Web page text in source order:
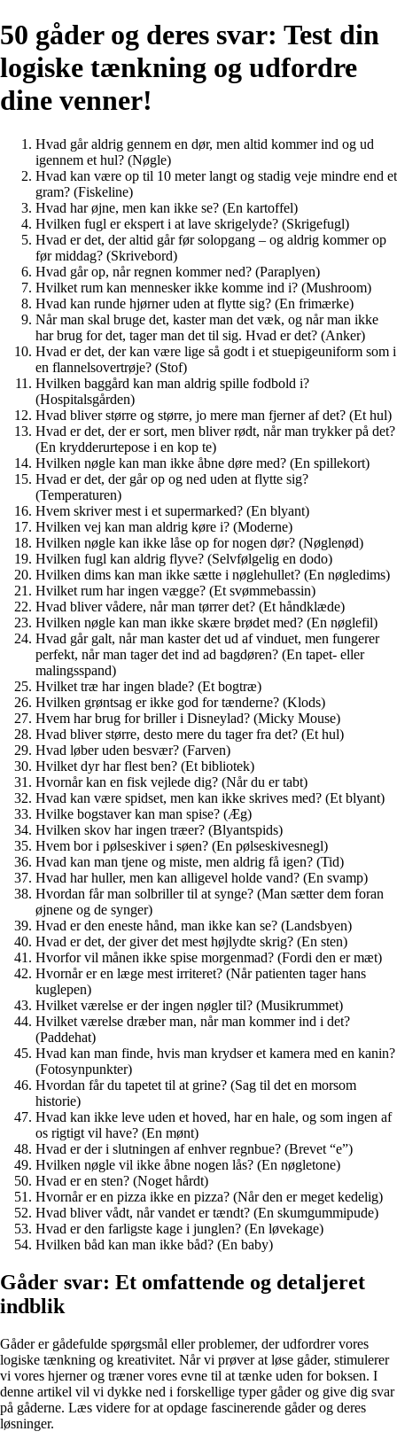
50 gåder og deres svar: Test din
logiske tænkning og udfordre
dine venner!
Hvad går aldrig gennem en dør, men altid kommer ind og ud
igennem et hul? (Nøgle)
Hvad kan være op til 10 meter langt og stadig veje mindre end et
gram? (Fiskeline)
Hvad har øjne, men kan ikke se? (En kartoffel)
Hvilken fugl er ekspert i at lave skrigelyde? (Skrigefugl)
Hvad er det, der altid går før solopgang – og aldrig kommer op
før middag? (Skrivebord)
Hvad går op, når regnen kommer ned? (Paraplyen)
Hvilket rum kan mennesker ikke komme ind i? (Mushroom)
Hvad kan runde hjørner uden at flytte sig? (En frimærke)
Når man skal bruge det, kaster man det væk, og når man ikke
har brug for det, tager man det til sig. Hvad er det? (Anker)
Hvad er det, der kan være lige så godt i et stuepigeuniform som i
en flannelsovertrøje? (Stof)
Hvilken baggård kan man aldrig spille fodbold i?
(Hospitalsgården)
Hvad bliver større og større, jo mere man fjerner af det? (Et hul)
Hvad er det, der er sort, men bliver rødt, når man trykker på det?
(En krydderurtepose i en kop te)
Hvilken nøgle kan man ikke åbne døre med? (En spillekort)
Hvad er det, der går op og ned uden at flytte sig?
(Temperaturen)
Hvem skriver mest i et supermarked? (En blyant)
Hvilken vej kan man aldrig køre i? (Moderne)
Hvilken nøgle kan ikke låse op for nogen dør? (Nøglenød)
Hvilken fugl kan aldrig flyve? (Selvfølgelig en dodo)
Hvilken dims kan man ikke sætte i nøglehullet? (En nøgledims)
Hvilket rum har ingen vægge? (Et svømmebassin)
Hvad bliver vådere, når man tørrer det? (Et håndklæde)
Hvilken nøgle kan man ikke skære brødet med? (En nøglefil)
Hvad går galt, når man kaster det ud af vinduet, men fungerer
perfekt, når man tager det ind ad bagdøren? (En tapet- eller
malingsspand)
Hvilket træ har ingen blade? (Et bogtræ)
Hvilken grøntsag er ikke god for tænderne? (Klods)
Hvem har brug for briller i Disneylad? (Micky Mouse)
Hvad bliver større, desto mere du tager fra det? (Et hul)
Hvad løber uden besvær? (Farven)
Hvilket dyr har flest ben? (Et bibliotek)
Hvornår kan en fisk vejlede dig? (Når du er tabt)
Hvad kan være spidset, men kan ikke skrives med? (Et blyant)
Hvilke bogstaver kan man spise? (Æg)
Hvilken skov har ingen træer? (Blyantspids)
Hvem bor i pølseskiver i søen? (En pølseskivesnegl)
Hvad kan man tjene og miste, men aldrig få igen? (Tid)
Hvad har huller, men kan alligevel holde vand? (En svamp)
Hvordan får man solbriller til at synge? (Man sætter dem foran
øjnene og de synger)
Hvad er den eneste hånd, man ikke kan se? (Landsbyen)
Hvad er det, der giver det mest højlydte skrig? (En sten)
Hvorfor vil månen ikke spise morgenmad? (Fordi den er mæt)
Hvornår er en læge mest irriteret? (Når patienten tager hans
kuglepen)
Hvilket værelse er der ingen nøgler til? (Musikrummet)
Hvilket værelse dræber man, når man kommer ind i det?
(Paddehat)
Hvad kan man finde, hvis man krydser et kamera med en kanin?
(Fotosynpunkter)
Hvordan får du tapetet til at grine? (Sag til det en morsom
historie)
Hvad kan ikke leve uden et hoved, har en hale, og som ingen af
os rigtigt vil have? (En mønt)
Hvad er der i slutningen af enhver regnbue? (Brevet “e”)
Hvilken nøgle vil ikke åbne nogen lås? (En nøgletone)
Hvad er en sten? (Noget hårdt)
Hvornår er en pizza ikke en pizza? (Når den er meget kedelig)
Hvad bliver vådt, når vandet er tændt? (En skumgummipude)
Hvad er den farligste kage i junglen? (En løvekage)
Hvilken båd kan man ikke båd? (En baby)
Gåder svar: Et omfattende og detaljeret
indblik
Gåder er gådefulde spørgsmål eller problemer, der udfordrer vores
logiske tænkning og kreativitet. Når vi prøver at løse gåder, stimulerer
vi vores hjerner og træner vores evne til at tænke uden for boksen. I
denne artikel vil vi dykke ned i forskellige typer gåder og give dig svar
på gåderne. Læs videre for at opdage fascinerende gåder og deres
løsninger.